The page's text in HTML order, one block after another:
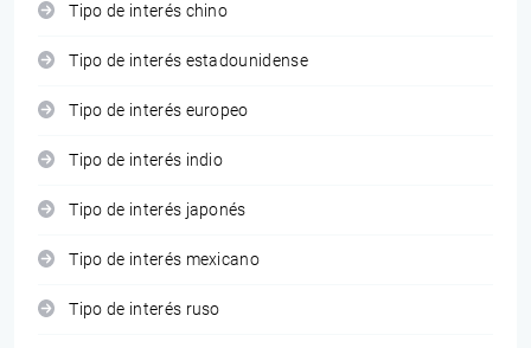
Tipo de interés chino
Tipo de interés estadounidense
Tipo de interés europeo
Tipo de interés indio
Tipo de interés japonés
Tipo de interés mexicano
Tipo de interés ruso